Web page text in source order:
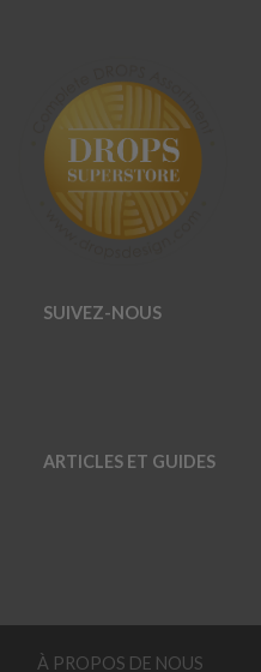
SUIVEZ-NOUS
ARTICLES ET GUIDES
À PROPOS DE NOUS